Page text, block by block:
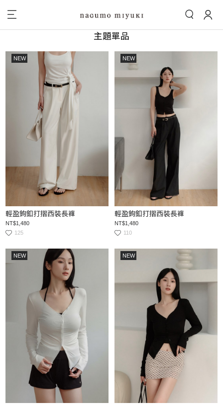
主題單品
NEW
輕盈鉤釦打摺西裝長褲
NT$1,480
125
NEW
輕盈鉤釦打摺西裝長褲
NT$1,480
110
NEW NEW